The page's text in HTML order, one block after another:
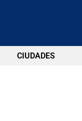
CIUDADES